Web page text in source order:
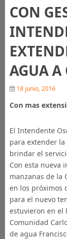
CON
AGUA A
18 junio, 2016
Con mas
El Intendente
para extender
brindar el
Con esta nueva
manzanas de la
en los próximos
para el nuevo
estuvieron en el
Comunidad
de agua